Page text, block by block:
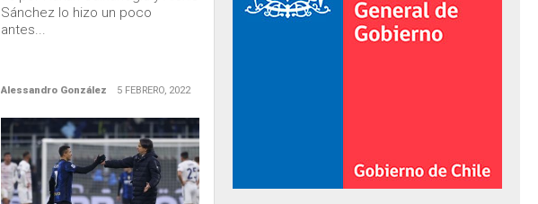
Sánchez lo hizo un poco
antes...
Alessandro González 5 FEBRERO, 2022
LEER MÁS